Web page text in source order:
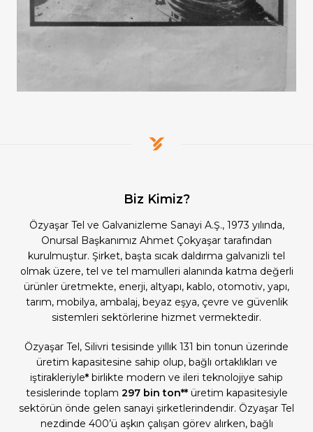
Biz Kimiz?
Özyaşar Tel ve Galvanizleme Sanayi A.Ş., 1973 yılında,
Onursal Başkanımız Ahmet Çokyaşar tarafından
kurulmuştur. Şirket, başta sıcak daldırma galvanizli tel
olmak üzere, tel ve tel mamulleri alanında katma değerli
ürünler üretmekte, enerji, altyapı, kablo, otomotiv, yapı,
tarım, mobilya, ambalaj, beyaz eşya, çevre ve güvenlik
sistemleri sektörlerine hizmet vermektedir.
Özyaşar Tel, Silivri tesisinde yıllık 131 bin tonun üzerinde
üretim kapasitesine sahip olup, bağlı ortaklıkları ve
iştirakleriyle* birlikte modern ve ileri teknolojiye sahip
tesislerinde toplam 297 bin ton**üretim kapasitesiyle
sektörün önde gelen sanayi şirketlerindendir. Özyaşar Tel
nezdinde 400’ü aşkın çalışan görev alırken, bağlı